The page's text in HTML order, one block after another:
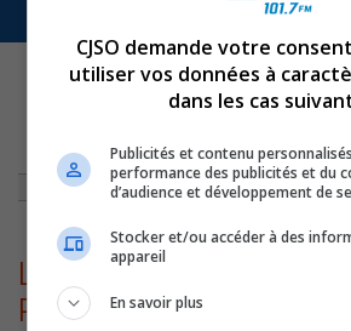
PÉLOQUIN – 20221121
Louis Plamondon –
Péloquin – 20221121
CJSO demande votre
utiliser vos données à
dans les cas
Publicités et contenu
performance des publicités et du
d’audience et développement de
Stocker et/ou accéder à des
appareil
En savoir plus